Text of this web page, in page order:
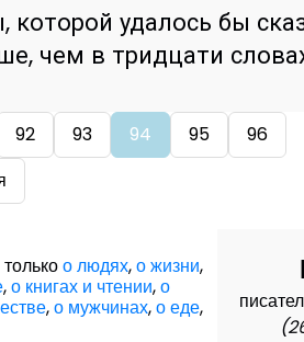
удалось бы
чем в тридцати
92 93 94 95
96
толькоо людях,о жизни,
,о книгах и чтении,о
,о мужчинах,о еде,